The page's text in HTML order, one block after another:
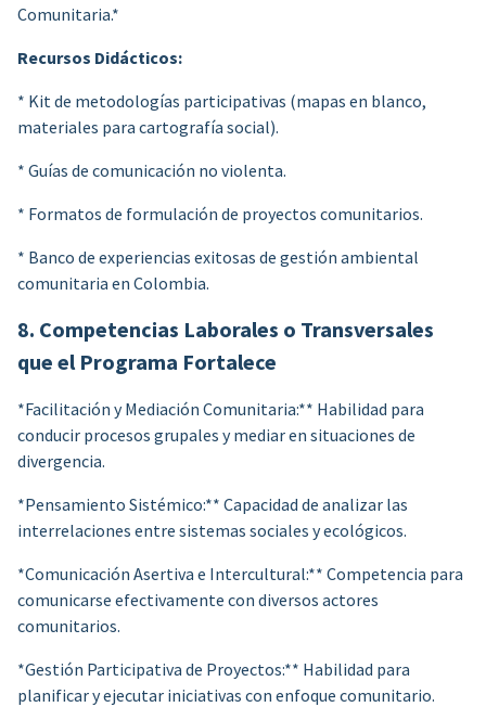
Comunitaria.*
Recursos Didácticos:
* Kit de metodologías participativas (mapas en blanco,
materiales para cartografía social).
* Guías de comunicación no violenta.
* Formatos de formulación de proyectos comunitarios.
* Banco de experiencias exitosas de gestión ambiental
comunitaria en Colombia.
8. Competencias Laborales o Transversales
que el Programa Fortalece
*Facilitación y Mediación Comunitaria:** Habilidad para
conducir procesos grupales y mediar en situaciones de
divergencia.
*Pensamiento Sistémico:** Capacidad de analizar las
interrelaciones entre sistemas sociales y ecológicos.
*Comunicación Asertiva e Intercultural:** Competencia para
comunicarse efectivamente con diversos actores
comunitarios.
*Gestión Participativa de Proyectos:** Habilidad para
planificar y ejecutar iniciativas con enfoque comunitario.